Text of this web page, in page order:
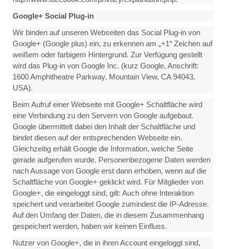
Google+ Social Plug-in
Wir binden auf unseren Webseiten das Social Plug-in von
Google+ (Google plus) ein, zu erkennen am „+1“ Zeichen auf
weißem oder farbigem Hintergrund. Zur Verfügung gestellt
wird das Plug-in von Google Inc. (kurz Google, Anschrift:
1600 Amphitheatre Parkway, Mountain View, CA 94043,
USA).
Beim Aufruf einer Webseite mit Google+ Schaltfläche wird
eine Verbindung zu den Servern von Google aufgebaut.
Google übermittelt dabei den Inhalt der Schaltfläche und
bindet diesen auf der entsprechenden Webseite ein.
Gleichzeitig erhält Google die Information, welche Seite
gerade aufgerufen wurde. Personenbezogene Daten werden
nach Aussage von Google erst dann erhoben, wenn auf die
Schaltfläche von Google+ geklickt wird. Für Mitglieder von
Google+, die eingeloggt sind, gilt: Auch ohne Interaktion
speichert und verarbeitet Google zumindest die IP-Adresse.
Auf den Umfang der Daten, die in diesem Zusammenhang
gespeichert werden, haben wir keinen Einfluss.
Nutzer von Google+, die in ihren Account eingeloggt sind,